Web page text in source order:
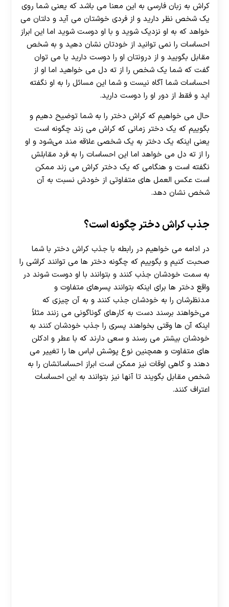
کراش به زبان فارسی به این معنا می باشد که یعنی شما روی
یک شخص نظر دارید و از فردی خوشتان می آید و دلتان می
خواهد که به او نزدیک شوید و با او دوست شوید اما این ابراز
احساسات را نمی توانید از خودتان نشان دهید و به شخص
مقابل بگویید و از درونتان او را دوست دارید یا می توان
گفت که شما یک شخص را از ته دل می خواهید اما او از
احساسات شما آگاه نیست و شما این مسائل را به او نگفته
اید و فقط از دور او را دوست دارید.
حال می‌ خواهیم که کراش دختر را به شما توضیح دهیم و
بگوییم که یک دختر زمانی که کراش می زند چگونه است
یعنی اینکه یک دختر به یک شخصی علاقه‌ مند می‌شود و او
را از ته دل می خواهد اما این احساسات را به فرد مقابلش
نگفته است و هنگامی که یک دختر کراش می زند ممکن
است عکس العمل های متفاوتی از خودش نسبت به آن
شخص نشان دهد.
جذب کراش دختر چگونه است؟
در ادامه می خواهیم در رابطه با جذب کراش دختر با شما
صحبت کنیم و بگوییم که چگونه دختر ها می توانند کراشی را
به سمت خودشان جذب کنند و بتوانند با او دوست شوند در
واقع دختر ها برای اینکه بتوانند پسرهای متفاوت و
مدنظرشان را به خودشان جذب کنند و به آن چیزی که
می‌خواهند برسند دست به کارهای گوناگونی می زنند مثلاً
اینکه آن ها وقتی بخواهند پسری را جذب خودشان کنند به
خودشان بیشتر می رسند و سعی دارند که با عطر و ادکلن
های متفاوت و همچنین نوع پوشش لباس ها را تغییر می
دهند و گاهی اوقات نیز ممکن است ابراز احساساتشان را به
شخص مقابل بگویند تا آنها نیز بتوانند به این احساسات
اعتراف کنند.